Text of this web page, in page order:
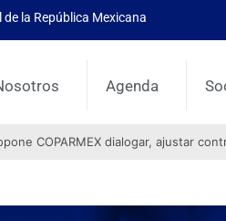
la República Mexicana
Agenda
COPARMEX dialogar, ajustar